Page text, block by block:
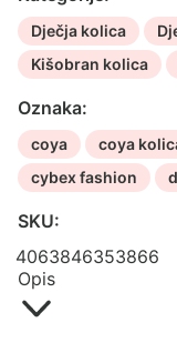
Dječja kolica
Kišobran kolica
Oznaka:
coya coya
cybex fashion
SKU:
4063846353866
Opis